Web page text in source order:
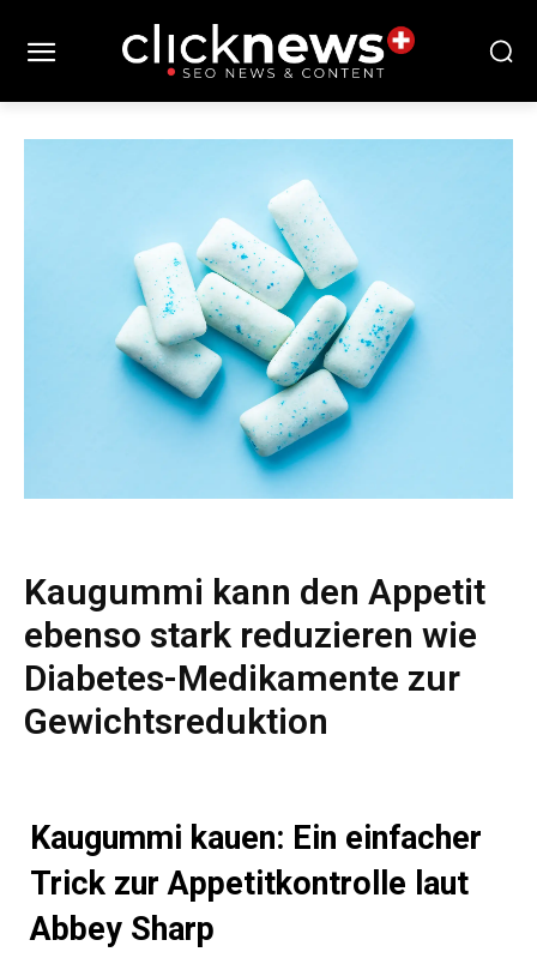
Kaugummi kann den Appetit
ebenso stark reduzieren wie
Diabetes-Medikamente zur
Gewichtsreduktion
Kaugummi kauen: Ein einfacher
Trick zur Appetitkontrolle laut
Abbey Sharp